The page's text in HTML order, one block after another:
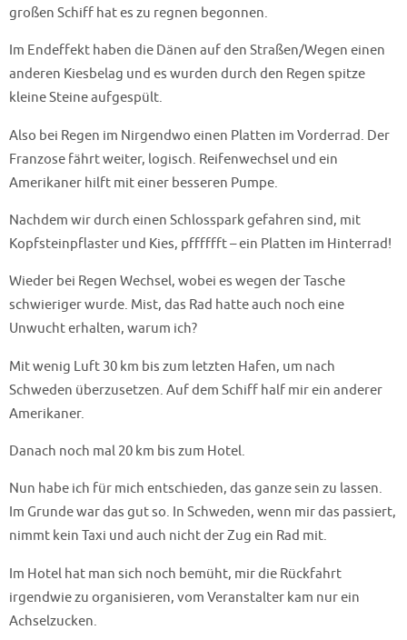
großen Schiff hat es zu regnen begonnen.
Im Endeffekt haben die Dänen auf den Straßen/Wegen einen
anderen Kiesbelag und es wurden durch den Regen spitze
kleine Steine aufgespült.
Also bei Regen im Nirgendwo einen Platten im Vorderrad. Der
Franzose fährt weiter, logisch. Reifenwechsel und ein
Amerikaner hilft mit einer besseren Pumpe.
Nachdem wir durch einen Schlosspark gefahren sind, mit
Kopfsteinpflaster und Kies, pfffffft – ein Platten im Hinterrad!
Wieder bei Regen Wechsel, wobei es wegen der Tasche
schwieriger wurde. Mist, das Rad hatte auch noch eine
Unwucht erhalten, warum ich?
Mit wenig Luft 30 km bis zum letzten Hafen, um nach
Schweden überzusetzen. Auf dem Schiff half mir ein anderer
Amerikaner.
Danach noch mal 20 km bis zum Hotel.
Nun habe ich für mich entschieden, das ganze sein zu lassen.
Im Grunde war das gut so. In Schweden, wenn mir das passiert,
nimmt kein Taxi und auch nicht der Zug ein Rad mit.
Im Hotel hat man sich noch bemüht, mir die Rückfahrt
irgendwie zu organisieren, vom Veranstalter kam nur ein
Achselzucken.